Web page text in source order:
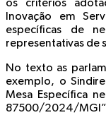
os critérios
Inovação em
específicas de
representativas de
No texto as
exemplo, o
Mesa Específica
87500/2024/